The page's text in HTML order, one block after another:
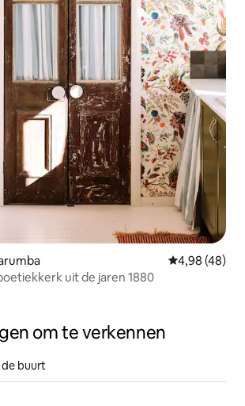
Gemiddelde
4,98 (48)
uit de jaren 1880
om te verkennen
de buurt